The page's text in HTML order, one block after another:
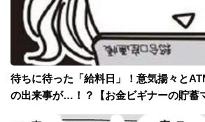
待ちに待った「給料日」！意気揚々と
の出来事が…！？【お金ビギナーの貯蓄